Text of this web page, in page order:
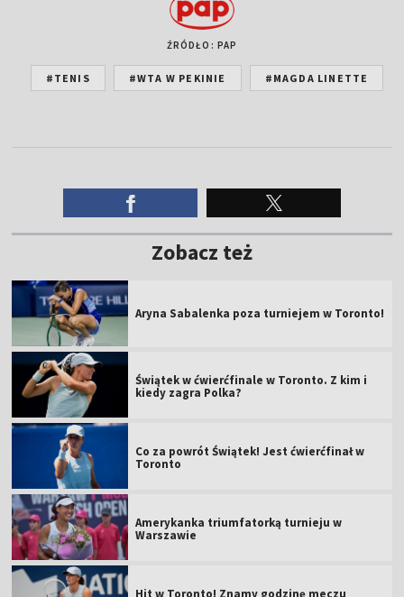
ŹRÓDŁO: PAP
#TENIS #WTA W PEKINIE #MAGDA LINETTE
Zobacz też
Aryna Sabalenka poza turniejem w Toronto!
Świątek w ćwierćfinale w Toronto. Z kim i
kiedy zagra Polka?
Co za powrót Świątek! Jest ćwierćfinał w
Toronto
Amerykanka triumfatorką turnieju w
Warszawie
Hit w Toronto! Znamy godzinę meczu